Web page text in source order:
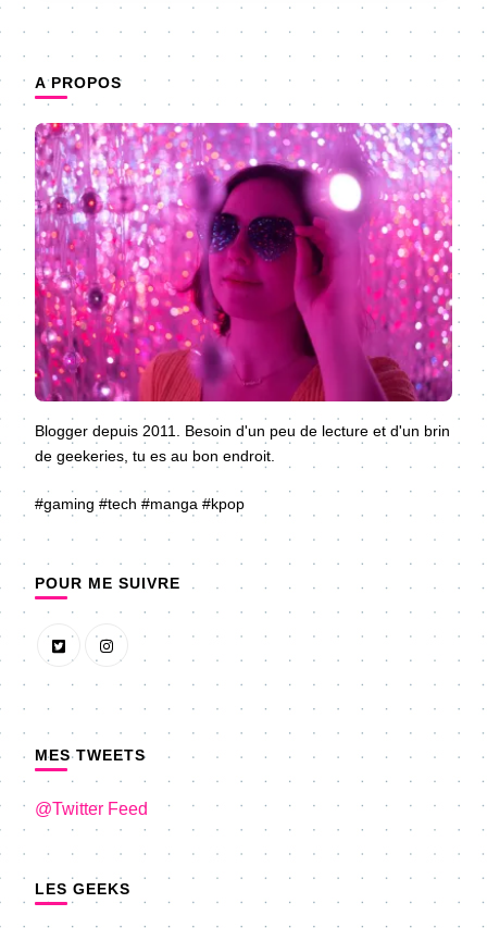
A PROPOS
Blogger depuis 2011. Besoin d'un peu de lecture et d'un brin
de geekeries, tu es au bon endroit.
#gaming #tech #manga #kpop
POUR ME SUIVRE
MES TWEETS
@Twitter Feed
LES GEEKS